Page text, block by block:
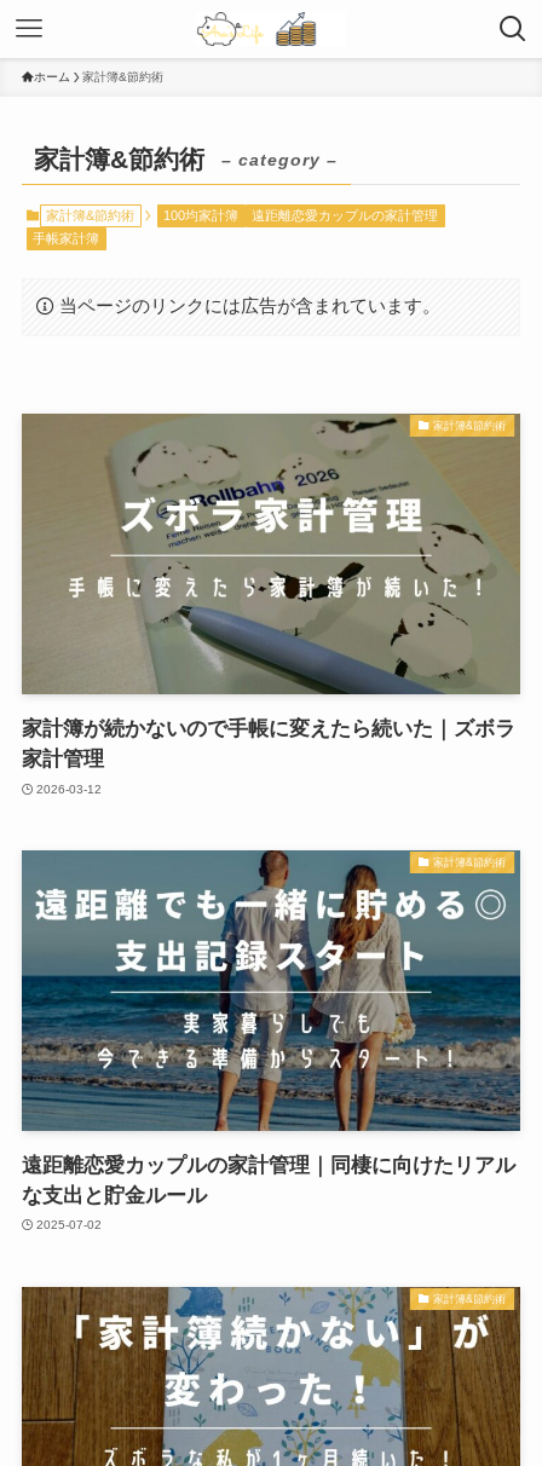
ホーム 家計簿&節約術
家計簿&節約術 – category –
家計簿&節約術 100均家計簿
遠距離恋愛カップルの家計管理
手帳家計簿
当ページのリンクには広告が含まれています。
家計簿&節約術
家計簿が続かないので手帳に変えたら続いた｜ズボラ
家計管理
2026-03-12
家計簿&節約術
遠距離恋愛カップルの家計管理｜同棲に向けたリアル
な支出と貯金ルール
2025-07-02
家計簿&節約術